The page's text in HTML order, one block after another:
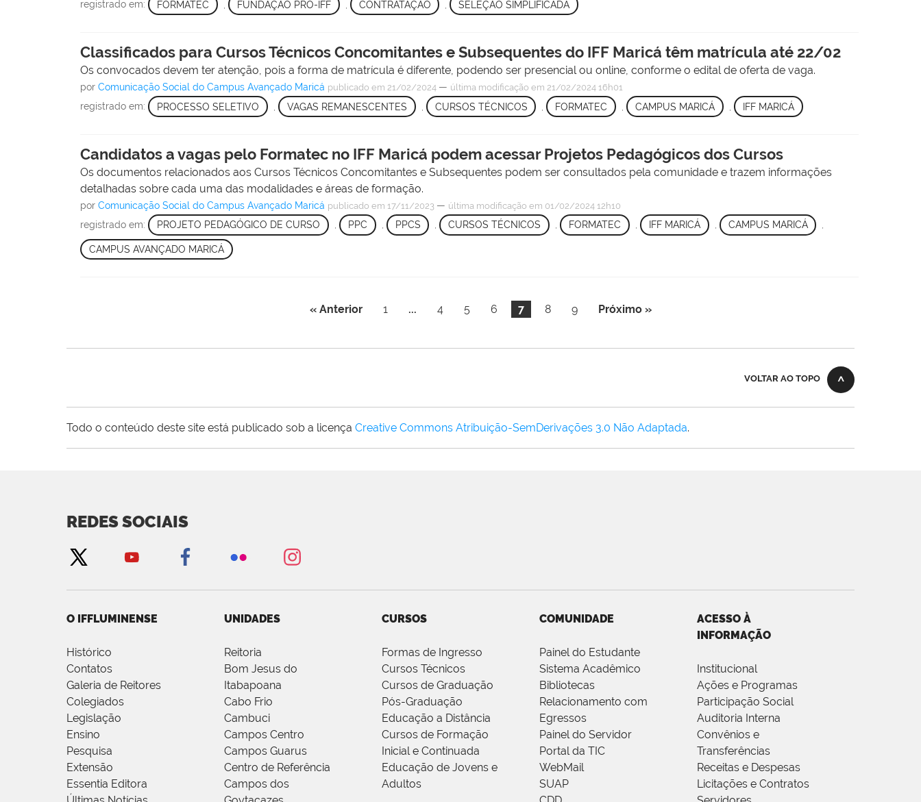
registrado em: FORMATEC FUNDAÇÃO PRO-IFF CONTRATAÇÃO , SELEÇÃO SIMPLIFICADA
Classificados para Cursos Técnicos Concomitantes e Subsequentes do IFF Maricá têm matrícula até 22/02
Os convocados devem ter atenção, pois a forma de matrícula é diferente, podendo ser presencial ou online, conforme o edital de oferta de vaga.
porComunicação Social do Campus Avançado Maricá publicado em 21/02/2024 — última modificação em 21/02/2024 16h01
registrado em: PROCESSO SELETIVO VAGAS REMANESCENTES CURSOS TÉCNICOS , FORMATEC , CAMPUS MARICÁ IFF MARICÁ
Candidatos a vagas pelo Formatec no IFF Maricá podem acessar Projetos Pedagógicos dos Cursos
Os documentos relacionados aos Cursos Técnicos Concomitantes e Subsequentes podem ser consultados pela comunidade e trazem informações
detalhadas sobre cada uma das modalidades e áreas de formação.
porComunicação Social do Campus Avançado Maricá publicado em 17/11/2023 — última modificação em 01/02/2024 12h10
registrado em: PROJETO PEDAGÓGICO DE CURSO , PPC , PPCS , CURSOS TÉCNICOS , FORMATEC , IFF MARICÁ , CAMPUS MARICÁ ,
CAMPUS AVANÇADO MARICÁ
« Anterior 1 ... 4 5 6 7 8 9 Próximo »
VOLTAR AO TOPO
Todo o conteúdo deste site está publicado sob a licença Creative Commons Atribuição-SemDerivações 3.0 Não Adaptada.
REDES SOCIAIS
O IFFLUMINENSE
Histórico
Contatos
Galeria de Reitores
Colegiados
Legislação
Ensino
Pesquisa
Extensão
Essentia Editora
UNIDADES
Reitoria
Bom Jesus do
Itabapoana
Cabo Frio
Cambuci
Campos Centro
Campos Guarus
Centro de Referência
Campos dos
CURSOS
Formas de Ingresso
Cursos Técnicos
Cursos de Graduação
Pós-Graduação
Educação a Distância
Cursos de Formação
Inicial e Continuada
Educação de Jovens e
Adultos
COMUNIDADE
Painel do Estudante
Sistema Acadêmico
Bibliotecas
Relacionamento com
Egressos
Painel do Servidor
Portal da TIC
WebMail
SUAP
ACESSO À
INFORMAÇÃO
Institucional
Ações e Programas
Participação Social
Auditoria Interna
Convênios e
Transferências
Receitas e Despesas
Licitações e Contratos